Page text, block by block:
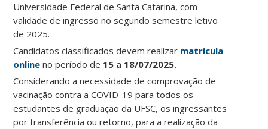
Universidade Federal de Santa Catarina, com
validade de ingresso no segundo semestre letivo
de 2025.
Candidatos classificados devem realizar matrícula
online no período de 15 a 18/07/2025.
Considerando a necessidade de comprovação de
vacinação contra a COVID-19 para todos os
estudantes de graduação da UFSC, os ingressantes
por transferência ou retorno, para a realização da